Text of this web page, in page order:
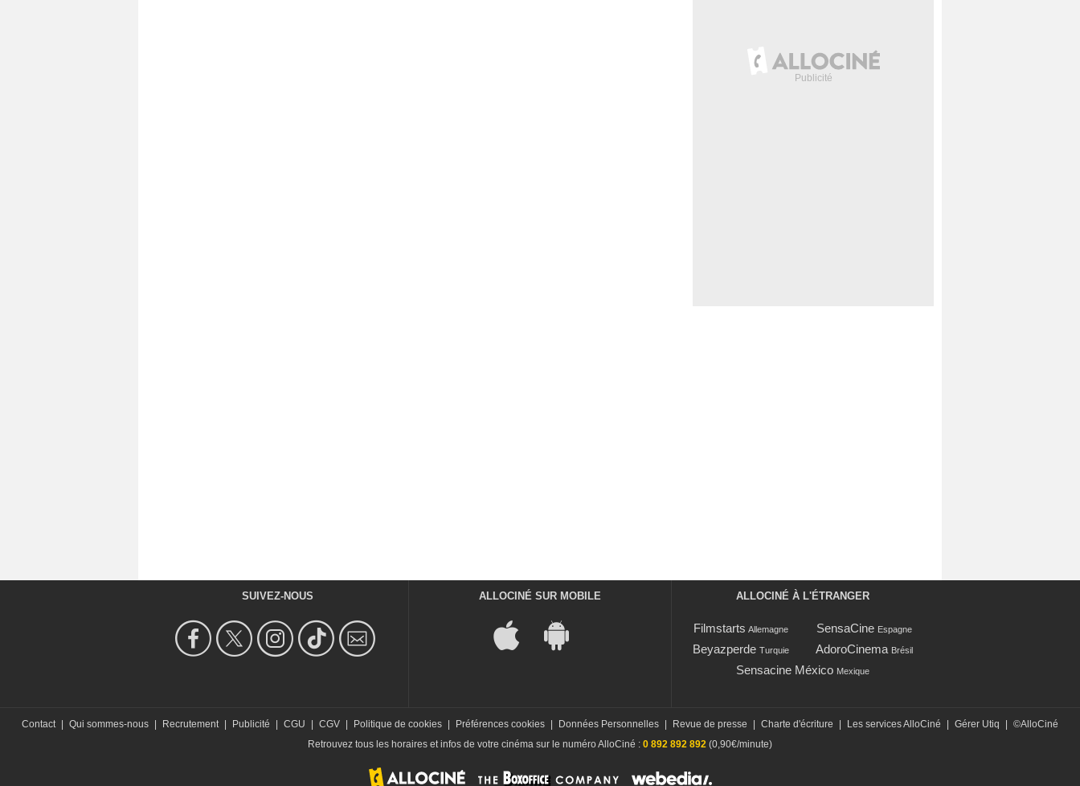
SUIVEZ-NOUS ALLOCINÉ SUR MOBILE ALLOCINÉ À L'ÉTRANGER
Filmstarts Allemagne SensaCine Espagne
Beyazperde Turquie AdoroCinema Brésil
Sensacine México Mexique
Contact Qui sommes-nous Recrutement Publicité CGU CGV Politique de cookies Préférences cookies Données Personnelles Revue de presse Charte d'écriture Les services AlloCiné Gérer Utiq
©AlloCiné
Retrouvez tous les horaires et infos de votre cinéma sur le numéro AlloCiné : 0 892 892 892 (0,90€/minute)